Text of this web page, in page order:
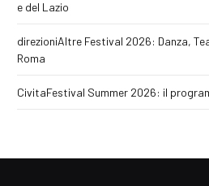
e del Lazio
direzioniAltre Festival 2026: Danza,
Roma
CivitaFestival Summer 2026: il